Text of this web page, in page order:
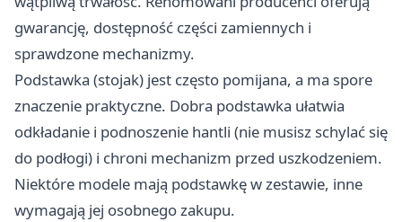
gwarancję, dostępność części zamiennych i
sprawdzone mechanizmy.
Podstawka (stojak) jest często pomijana, a ma spore
znaczenie praktyczne. Dobra podstawka ułatwia
odkładanie i podnoszenie hantli (nie musisz schylać się
do podłogi) i chroni mechanizm przed uszkodzeniem.
Niektóre modele mają podstawkę w zestawie, inne
wymagają jej osobnego zakupu.